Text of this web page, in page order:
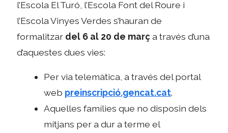
l’Escola El Turó, l’Escola Font del Roure i
l’Escola Vinyes Verdes s’hauran de
formalitzar del 6 al 20 de marça través d’una
d’aquestes dues vies:
Per via telemàtica, a través del portal
web preinscripció.gencat.cat.
Aquelles famílies que no disposin dels
mitjans per a dur a terme el